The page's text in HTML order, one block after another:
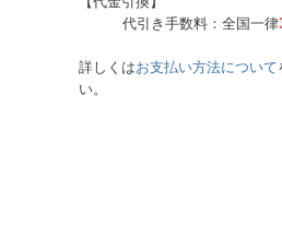
代引き手数料：全国一律
詳しくはお支払い方法について
い。